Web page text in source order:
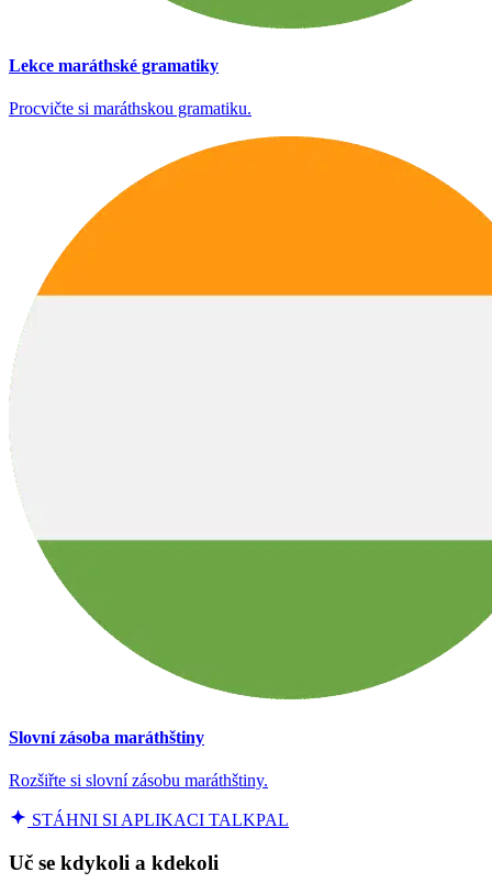
Lekce maráthské gramatiky
Procvičte si maráthskou gramatiku.
Slovní zásoba maráthštiny
Rozšiřte si slovní zásobu maráthštiny.
STÁHNI SI APLIKACI TALKPAL
Uč se kdykoli a kdekoli